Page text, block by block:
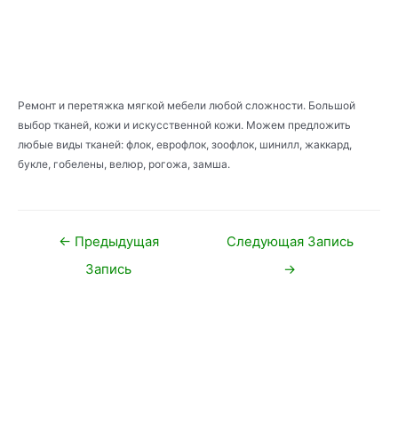
Ремонт и перетяжка мягкой мебели любой сложности. Большой
выбор тканей, кожи и иcкусcтвенной кожи. Можем предложить
любые виды тканей: флок, еврофлок, зоофлок, шинилл, жаккард,
букле, гобелены, велюр, рогожа, замша.
Навигация
← Предыдущая
Запись
Следующая Запись
→